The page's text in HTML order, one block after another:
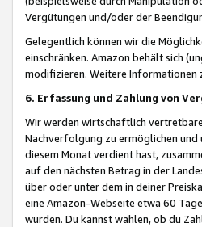
Vergütungen und/oder der
Gelegentlich können wir die
einschränken. Amazon behält sich
modifizieren. Weitere Informationen
6. Erfassung und Zahlung von
Wir werden wirtschaftlich
Nachverfolgung zu ermöglichen und
diesem Monat verdient hast,
auf den nächsten Betrag in der
über oder unter dem in deiner
eine Amazon-Webseite etwa 60
wurden. Du kannst wählen, ob du